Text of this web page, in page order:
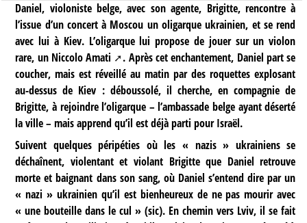
Daniel, violoniste belge, avec son agente, Brigitte, rencontre à
l’issue d’un concert à Moscou un oligarque ukrainien, et se rend
avec lui à Kiev. L’oligarque lui propose de jouer sur un violon
rare, un Niccolo Amati
. Après cet enchantement, Daniel part se
coucher, mais est réveillé au matin par des roquettes explosant
au-dessus de Kiev : déboussolé, il cherche, en compagnie de
Brigitte, à rejoindre l’oligarque – l’ambassade belge ayant déserté
la ville – mais apprend qu’il est déjà parti pour Israël.
Suivent quelques péripéties où les « nazis » ukrainiens se
déchaînent, violentant et violant Brigitte que Daniel retrouve
morte et baignant dans son sang, où Daniel s’entend dire par un
« nazi » ukrainien qu’il est bienheureux de ne pas mourir avec
« une bouteille dans le cul » (sic). En chemin vers Lviv, il se fait